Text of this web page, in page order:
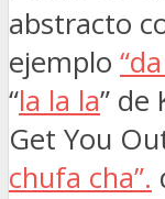
abstracto
ejemplo
“la la la” de
Get You
chufa cha”.